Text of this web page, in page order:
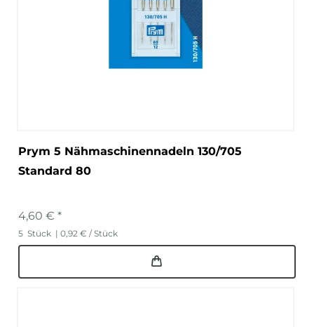
Prym 5 Nähmaschinennadeln 130/705
Standard 80
4,60 € *
5 Stück | 0,92 € / Stück